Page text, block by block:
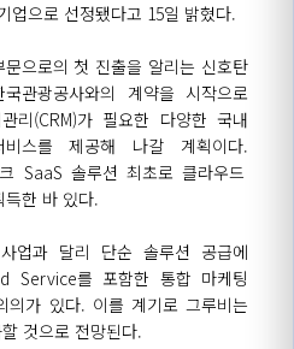
업으로 선정됐다고 15일 밝혔다.
으로의 첫 진출을 알리는 신호탄
국관광공사와의 계약을 시작으로
리(CRM)가 필요한 다양한 국내
비스를 제공해 나갈 계획이다.
SaaS 솔루션 최초로 클라우드
득한 바 있다.
업과 달리 단순 솔루션 공급에
Service를 포함한 통합 마케팅
의가 있다. 이를 계기로 그루비는
것으로 전망된다.